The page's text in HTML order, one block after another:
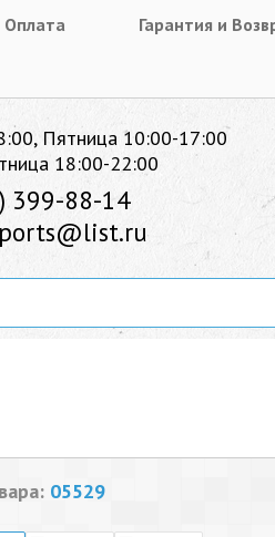
Оплата Гарантия и
Пятница 10:00-17:00
18:00-22:00
399-88-14
05529